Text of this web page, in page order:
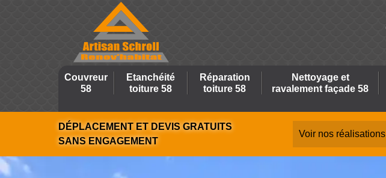
Couvreur
58
Etanchéité
toiture 58
Réparation
toiture 58
Nettoyage et
ravalement façade 58
DÉPLACEMENT ET DEVIS GRATUITS
SANS ENGAGEMENT
Voir nos réalisations